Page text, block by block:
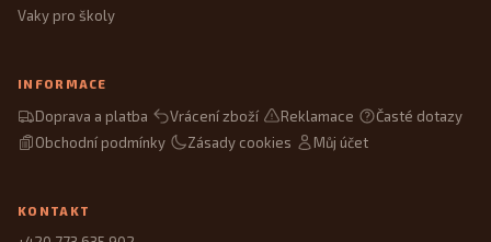
Vaky pro školy
INFORMACE
Doprava a platba Vrácení zboží Reklamace
Časté dotazy
Obchodní podmínky
Zásady cookies Můj účet
KONTAKT